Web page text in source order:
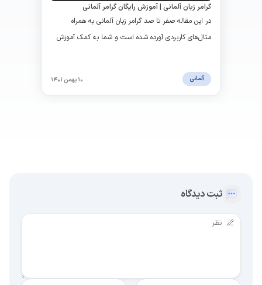
گرامر زبان آلمانی | آموزش رایگان گرامر آلمانی
در این مقاله صفر تا صد گرامر زبان آلمانی به همراه
مثال‌های کاربردی آورده شده است و شما به کمک آموزش
آلمانی برسید
آلمانی ۱۰ بهمن ۱۴۰۱
ثبت دیدگاه